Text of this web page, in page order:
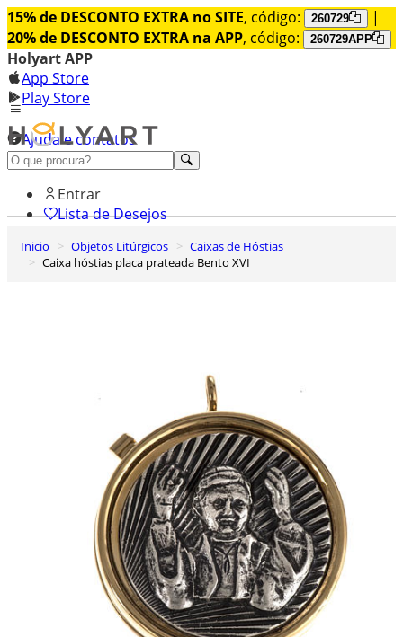
15% de DESCONTO EXTRA no SITE, código: 260729
|
20% de DESCONTO EXTRA na APP, código: 260729APP
Holyart APP
App Store
Play Store
Ajuda e contatos
Conheça premium
Entrar
Lista de Desejos
0
Carrinho de Compras
Inicio Objetos Litúrgicos
Caixas de Hóstias
Caixa hóstias placa prateada Bento XVI